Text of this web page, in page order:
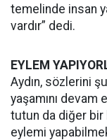
temelinde insan
vardır” dedi.
EYLEM
Aydın, sözlerini
yaşamını devam
tutun da diğer bir
eylemi